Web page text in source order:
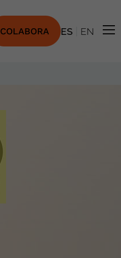
COLABORA ES EN